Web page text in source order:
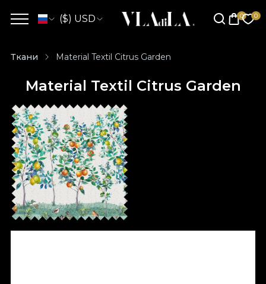
($) USD
Ткани Material Textil Citrus Garden
Material Textil Citrus Garden